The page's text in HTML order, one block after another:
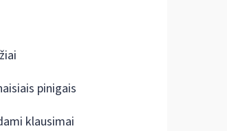
pinigais
klausimai